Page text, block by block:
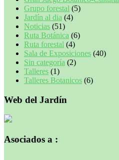
Grupo forestal (5)
Jardín al dia (4)
Noticias (51)
Ruta Botánica (6)
Ruta forestal (4)
Sala de Exposiciones (40)
Sin categoría (2)
Talleres (1)
Talleres Botanicos (6)
Web del Jardín
Asociados a :